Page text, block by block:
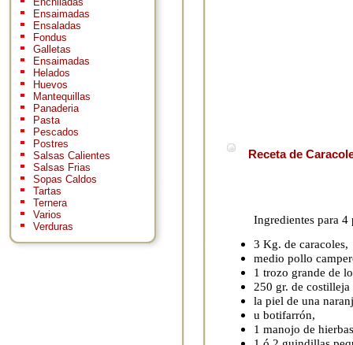
Ensaimadas
Ensaladas
Fondus
Galletas
Ensaimadas
Helados
Huevos
Mantequillas
Panaderia
Pasta
Pescados
Postres
Salsas Calientes
Salsas Frias
Sopas Caldos
Tartas
Ternera
Varios
Verduras
Receta de
Ingredientes para 4
3 Kg. de caracoles,
medio pollo
1 trozo grande de
250 gr. de costilleja
la piel de una
u botifarrón,
1 manojo de